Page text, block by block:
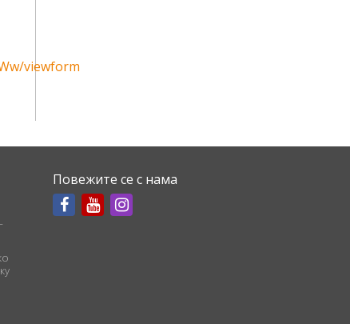
viewform
Повежите се с нама